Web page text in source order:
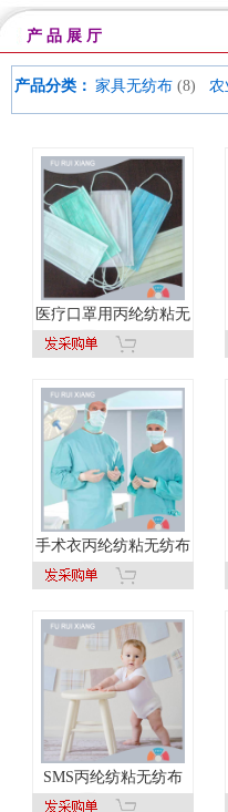
产 品 展 厅
产品分类： 家具无纺布(8) 农
医疗口罩用丙纶纺粘无
手术衣丙纶纺粘无纺布
SMS丙纶纺粘无纺布